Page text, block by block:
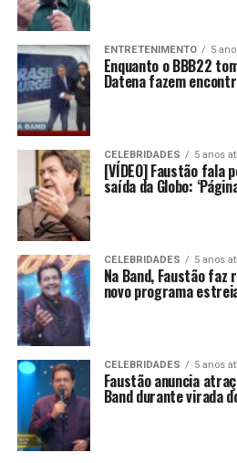
ENTRETENIMENTO 5
Enquanto o BBB22
Datena fazem
CELEBRIDADES 5 anos
[VÍDEO] Faustão fala
saída da Globo:
CELEBRIDADES 5 anos
Na Band, Faustão faz
novo programa
CELEBRIDADES 5 anos
Faustão anuncia
Band durante virada